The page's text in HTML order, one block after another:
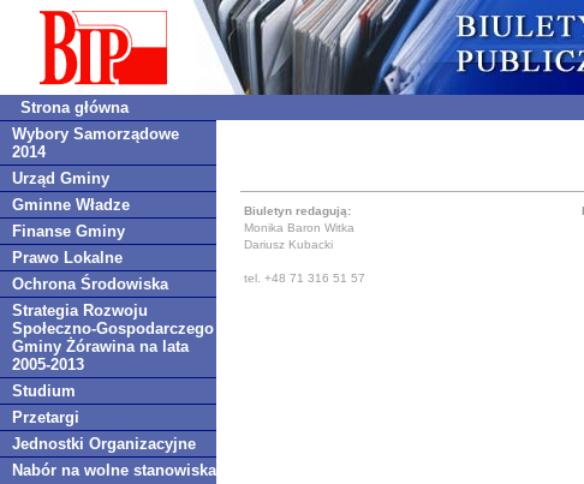
Strona główna
Wybory Samorządowe
2014
Urząd Gminy
Gminne Władze
Finanse Gminy
Prawo Lokalne
Ochrona Środowiska
Strategia Rozwoju
Społeczno-Gospodarczego
Gminy Żórawina na lata
2005-2013
Studium
Przetargi
Jednostki Organizacyjne
Nabór na wolne stanowiska
Biuletyn redagują:
Monika Baron Witka
Dariusz Kubacki
tel. +48 71 316 51 57